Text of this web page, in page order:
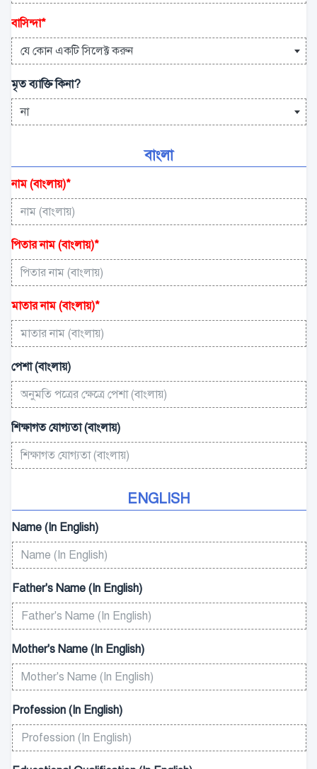
বাসিন্দা*
যে কোন একটি সিলেক্ট করুন
মৃত ব্যাক্তি কিনা?
না
বাংলা
নাম (বাংলায়)*
পিতার নাম (বাংলায়)*
মাতার নাম (বাংলায়)*
পেশা (বাংলায়)
শিক্ষাগত যোগ্যতা (বাংলায়)
ENGLISH
Name (In English)
Father's Name (In English)
Mother's Name (In English)
Profession (In English)